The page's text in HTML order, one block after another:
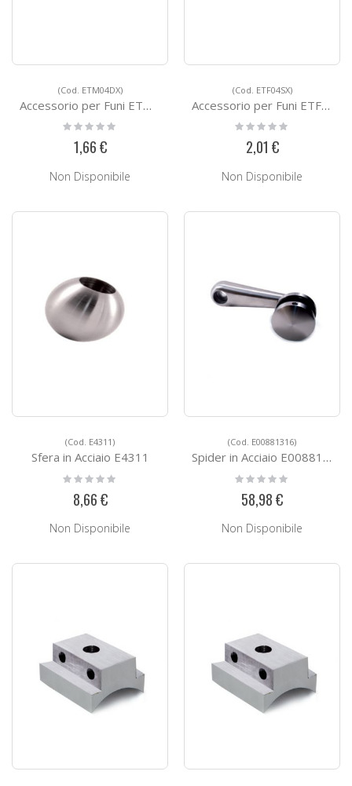
(Cod. ETM04DX)
Accessorio per Funi ETM04DX
Rating:
0%
1,66 €
Non Disponibile
(Cod. ETF04SX)
Accessorio per Funi ETF04SX
Rating:
0%
2,01 €
Non Disponibile
(Cod. E4311)
Sfera in Acciaio E4311
Rating:
0%
8,66 €
Non Disponibile
(Cod. E00881316)
Spider in Acciaio E00881316
Rating:
0%
58,98 €
Non Disponibile